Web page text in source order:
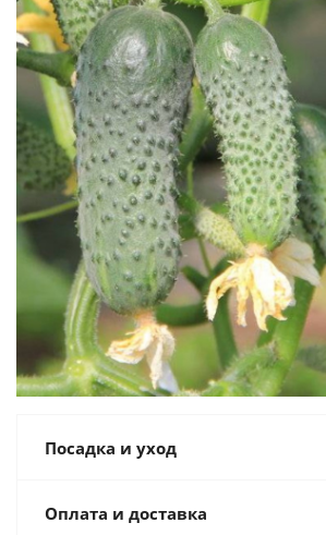
Посадка и уход
Оплата и доставка